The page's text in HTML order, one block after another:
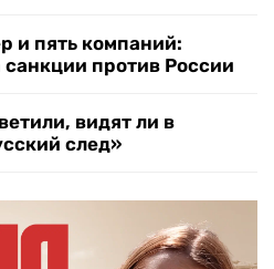
и пять компаний:
против России
видят ли в
след»